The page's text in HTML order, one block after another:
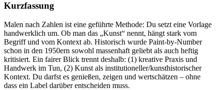
Kurzfassung
Malen nach Zahlen ist eine geführte Methode: Du setzt eine Vorlage
handwerklich um. Ob man das „Kunst“ nennt, hängt stark vom
Begriff und vom Kontext ab. Historisch wurde Paint-by-Number
schon in den 1950ern sowohl massenhaft geliebt als auch heftig
kritisiert. Ein fairer Blick trennt deshalb: (1) kreative Praxis und
Handwerk im Tun, (2) Kunst als institutioneller/kunsthistorischer
Kontext. Du darfst es genießen, zeigen und wertschätzen – ohne
dass ein Label darüber entscheiden muss.